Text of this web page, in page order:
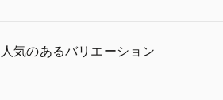
人気のあるバリエーション